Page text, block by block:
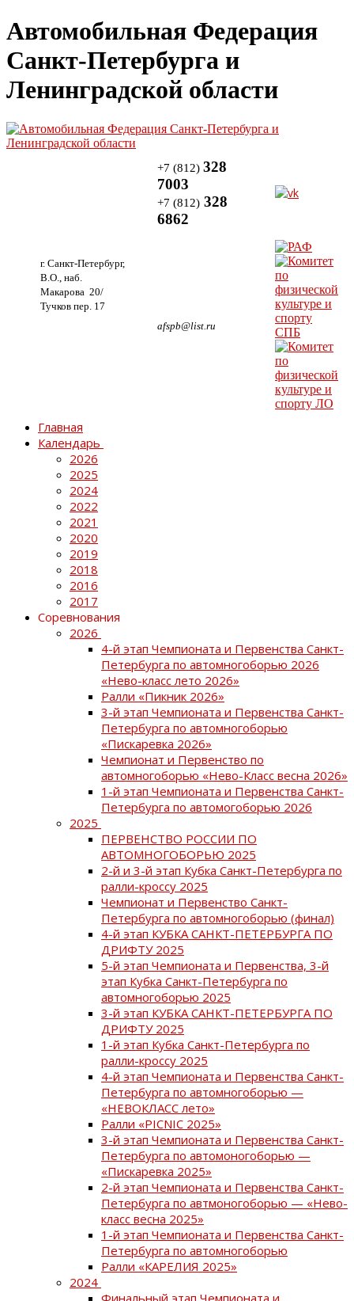
Автомобильная Федерация
Санкт-Петербурга и
Ленинградской области
г. Санкт-Петербург,
В.О., наб.
Макарова 20/
Тучков пер. 17
+7 (812) 328
7003
+7 (812) 328
6862
afspb@list.ru
Главная
Календарь
2026
2025
2024
2022
2021
2020
2019
2018
2016
2017
Соревнования
2026
4-й этап Чемпионата и Первенства Санкт-
Петербурга по автомногоборью 2026
«Нево-класс лето 2026»
Ралли «Пикник 2026»
3-й этап Чемпионата и Первенства Санкт-
Петербурга по автомногоборью
«Пискаревка 2026»
Чемпионат и Первенство по
автомногоборью «Нево-Класс весна 2026»
1-й этап Чемпионата и Первенства Санкт-
Петербурга по автомогоборью 2026
2025
ПЕРВЕНСТВО РОССИИ ПО
АВТОМНОГОБОРЬЮ 2025
2-й и 3-й этап Кубка Санкт-Петербурга по
ралли-кроссу 2025
Чемпионат и Первенство Санкт-
Петербурга по автомногоборью (финал)
4-й этап КУБКА САНКТ-ПЕТЕРБУРГА ПО
ДРИФТУ 2025
5-й этап Чемпионата и Первенства, 3-й
этап Кубка Санкт-Петербурга по
автомногоборью 2025
3-й этап КУБКА САНКТ-ПЕТЕРБУРГА ПО
ДРИФТУ 2025
1-й этап Кубка Санкт-Петербурга по
ралли-кроссу 2025
4-й этап Чемпионата и Первенства Санкт-
Петербурга по автомногоборью —
«НЕВОКЛАСС лето»
Ралли «PICNIC 2025»
3-й этап Чемпионата и Первенства Санкт-
Петербурга по автомоногоборью —
«Пискаревка 2025»
2-й этап Чемпионата и Первенства Санкт-
Петербурга по автмоногоборью — «Нево-
класс весна 2025»
1-й этап Чемпионата и Первенства Санкт-
Петербурга по автомногоборью
Ралли «КАРЕЛИЯ 2025»
2024
Финальный этап Чемпионата и